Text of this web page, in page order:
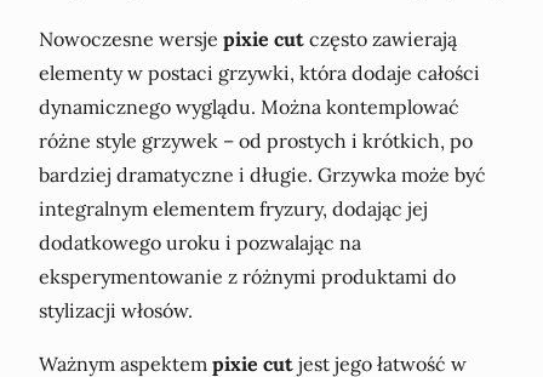
Nowoczesne wersje pixie cut często zawierają
elementy w postaci grzywki, która dodaje całości
dynamicznego wyglądu. Można kontemplować
różne style grzywek – od prostych i krótkich, po
bardziej dramatyczne i długie. Grzywka może być
integralnym elementem fryzury, dodając jej
dodatkowego uroku i pozwalając na
eksperymentowanie z różnymi produktami do
stylizacji włosów.
Ważnym aspektem pixie cut jest jego łatwość w